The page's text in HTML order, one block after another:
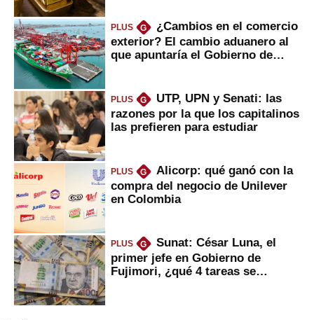
PLUS G
¿Cambios en el comercio
exterior? El cambio aduanero al
que apuntaría el Gobierno de
PLUS G
UTP, UPN y Senati: las
razones por la que los capitalinos
las prefieren para estudiar
PLUS G
Alicorp: qué ganó con la
compra del negocio de Unilever
en Colombia
PLUS G
Sunat: César Luna, el
primer jefe en Gobierno de
Fujimori, ¿qué 4 tareas se